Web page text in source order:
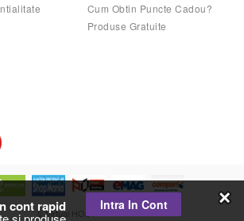
cont rapid Intra In Cont
Cum Obtin Puncte Cadou?
Produse Gratuite
© Virtual HOST